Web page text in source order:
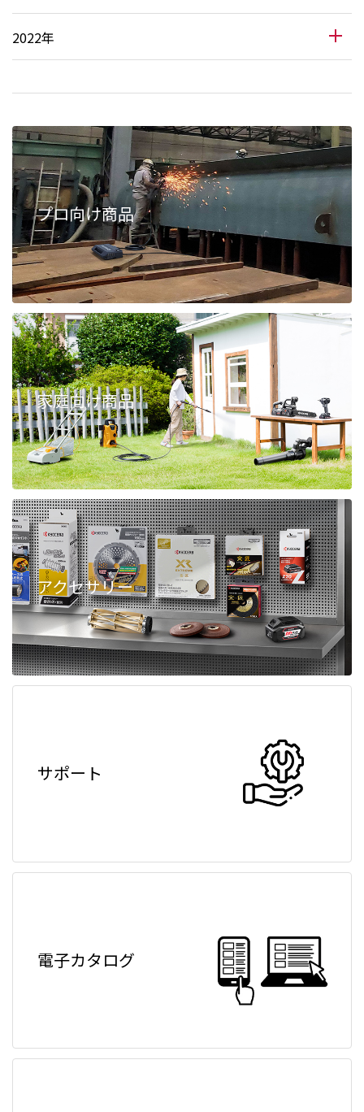
2022年
プロ向け商品
家庭向け商品
アクセサリー
サポート
電子カタログ